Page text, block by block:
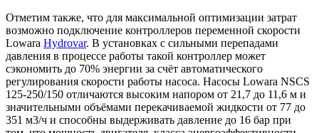
Отметим также, что для максимальной оптимизации затрат
возможно подключение контроллеров переменной скорости
Lowara Hydrovar. В установках с сильными перепадами
давления в процессе работы такой контроллер может
сэкономить до 70% энергии за счёт автоматического
регулирования скорости работы насоса. Насосы Lowara NSCS
125-250/150 отличаются высоким напором от 21,7 до 11,6 м и
значительными объёмами перекачиваемой жидкости от 77 до
351 м3/ч и способны выдерживать давление до 16 бар при